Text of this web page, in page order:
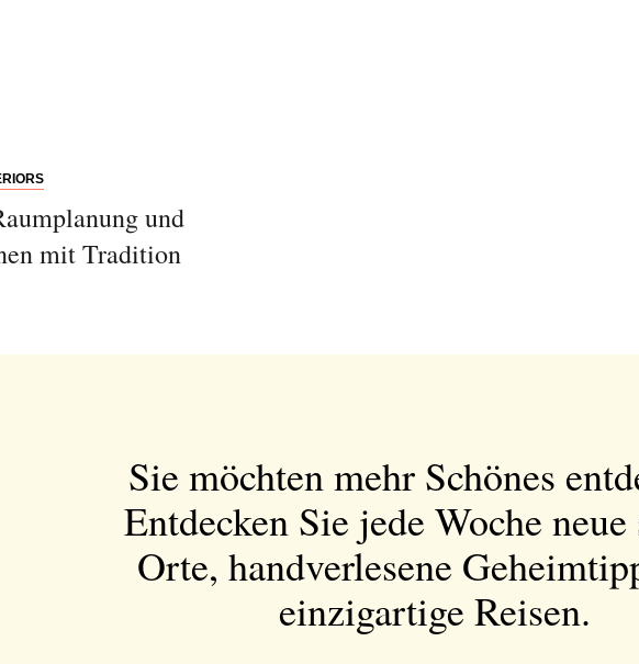
und
mit Tradition
Sie möchten mehr Schönes
Entdecken Sie jede Woche neue
Orte, handverlesene
einzigartige Reisen.